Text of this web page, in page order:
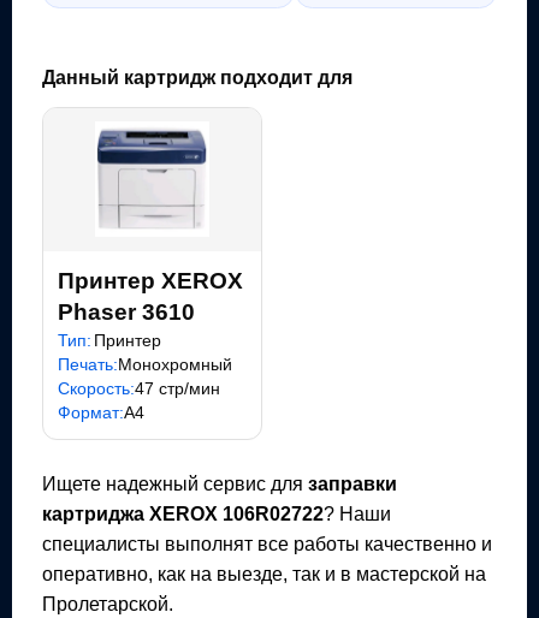
Данный картридж подходит для
Принтер XEROX
Phaser 3610
Тип: Принтер
Печать:Монохромный
Скорость:47 стр/мин
Формат:A4
Ищете надежный сервис для заправки
картриджа XEROX 106R02722? Наши
специалисты выполнят все работы качественно и
оперативно, как на выезде, так и в мастерской на
Пролетарской.